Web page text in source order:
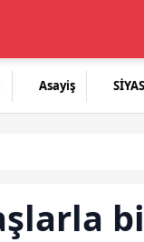
Asayiş